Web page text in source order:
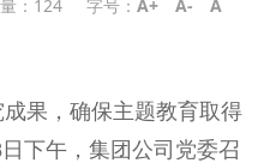
： 124 字号：A+ A-
A
果，确保主题教育取得
下午，集团公司党委召